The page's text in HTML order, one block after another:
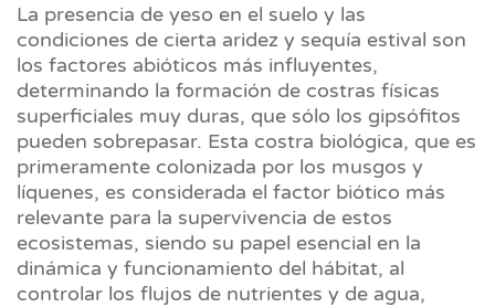
La presencia de yeso en el suelo y las
condiciones de cierta aridez y sequía estival son
los factores abióticos más influyentes,
determinando la formación de costras físicas
superficiales muy duras, que sólo los gipsófitos
pueden sobrepasar. Esta costra biológica, que es
primeramente colonizada por los musgos y
líquenes, es considerada el factor biótico más
relevante para la supervivencia de estos
ecosistemas, siendo su papel esencial en la
dinámica y funcionamiento del hábitat, al
controlar los flujos de nutrientes y de agua,